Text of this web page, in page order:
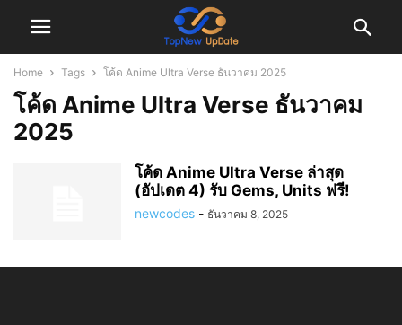
Home Tags โค้ด Anime Ultra Verse ธันวาคม 2025
โค้ด Anime Ultra Verse ธันวาคม
2025
โค้ด Anime Ultra Verse ล่าสุด
(อัปเดต 4) รับ Gems, Units ฟรี!
newcodes - ธันวาคม 8, 2025